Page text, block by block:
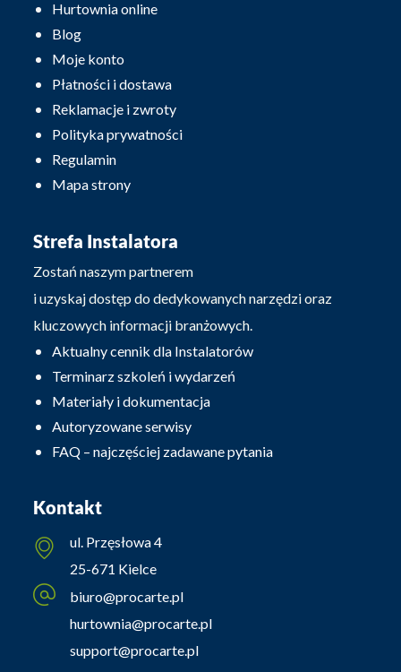
Hurtownia online
Blog
Moje konto
Płatności i dostawa
Reklamacje i zwroty
Polityka prywatności
Regulamin
Mapa strony
Strefa Instalatora
Zostań naszym partnerem
i uzyskaj dostęp do dedykowanych narzędzi oraz
kluczowych informacji branżowych.
Aktualny cennik dla Instalatorów
Terminarz szkoleń i wydarzeń
Materiały i dokumentacja
Autoryzowane serwisy
FAQ – najczęściej zadawane pytania
Kontakt
ul. Przęsłowa 4
25-671 Kielce
biuro@procarte.pl
hurtownia@procarte.pl
support@procarte.pl